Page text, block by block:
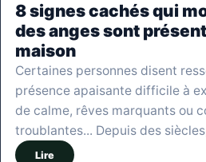
8 signes cachés qui
des anges sont
maison
Certaines personnes disent
présence apaisante difficile à
de calme, rêves marquants ou
troublantes... Depuis des
Lire